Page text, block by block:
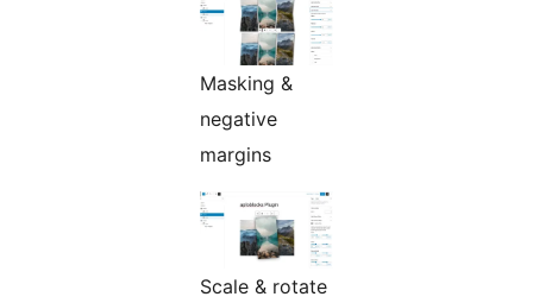
Masking &
negative
margins
Scale & rotate